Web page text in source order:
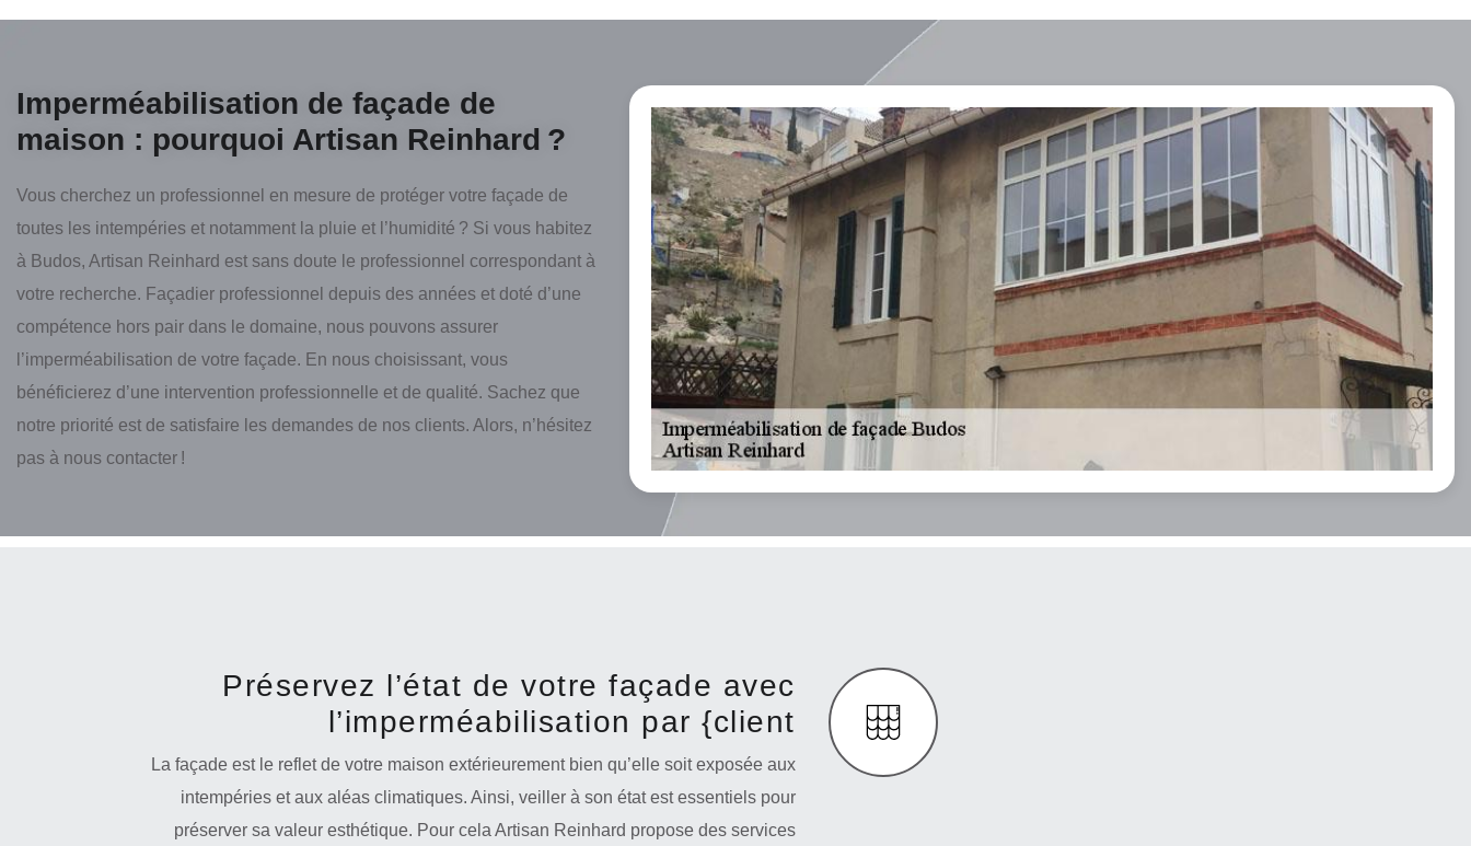
Imperméabilisation de façade de
maison : pourquoi Artisan Reinhard ?
Vous cherchez un professionnel en mesure de protéger votre façade de
toutes les intempéries et notamment la pluie et l’humidité ? Si vous habitez
à Budos, Artisan Reinhard est sans doute le professionnel correspondant à
votre recherche. Façadier professionnel depuis des années et doté d’une
compétence hors pair dans le domaine, nous pouvons assurer
l’imperméabilisation de votre façade. En nous choisissant, vous
bénéficierez d’une intervention professionnelle et de qualité. Sachez que
notre priorité est de satisfaire les demandes de nos clients. Alors, n’hésitez
pas à nous contacter !
Préservez l’état de votre façade avec
l’imperméabilisation par {client
La façade est le reflet de votre maison extérieurement bien qu’elle soit exposée aux
intempéries et aux aléas climatiques. Ainsi, veiller à son état est essentiels pour
préserver sa valeur esthétique. Pour cela Artisan Reinhard propose des services